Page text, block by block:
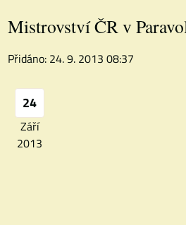
Mistrovství ČR v
Přidáno: 24. 9. 2013 08:37
24
Září
2013